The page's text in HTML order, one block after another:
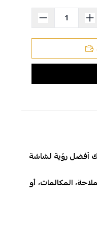
أفضل رؤية لشاشة
المكالمات، أو